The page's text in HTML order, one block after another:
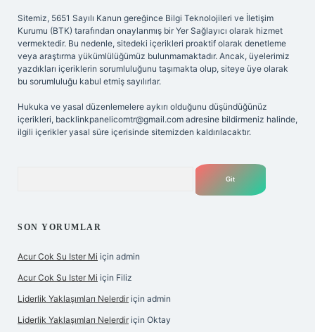
Sitemiz, 5651 Sayılı Kanun gereğince Bilgi Teknolojileri ve İletişim
Kurumu (BTK) tarafından onaylanmış bir Yer Sağlayıcı olarak hizmet
vermektedir. Bu nedenle, sitedeki içerikleri proaktif olarak denetleme
veya araştırma yükümlülüğümüz bulunmamaktadır. Ancak, üyelerimiz
yazdıkları içeriklerin sorumluluğunu taşımakta olup, siteye üye olarak
bu sorumluluğu kabul etmiş sayılırlar.
Hukuka ve yasal düzenlemelere aykırı olduğunu düşündüğünüz
içerikleri, backlinkpanelicomtr@gmail.com adresine bildirmeniz halinde,
ilgili içerikler yasal süre içerisinde sitemizden kaldırılacaktır.
SON YORUMLAR
Acur Cok Su Ister Mi için admin
Acur Cok Su Ister Mi için Filiz
Liderlik Yaklaşımları Nelerdir için admin
Liderlik Yaklaşımları Nelerdir için Oktay